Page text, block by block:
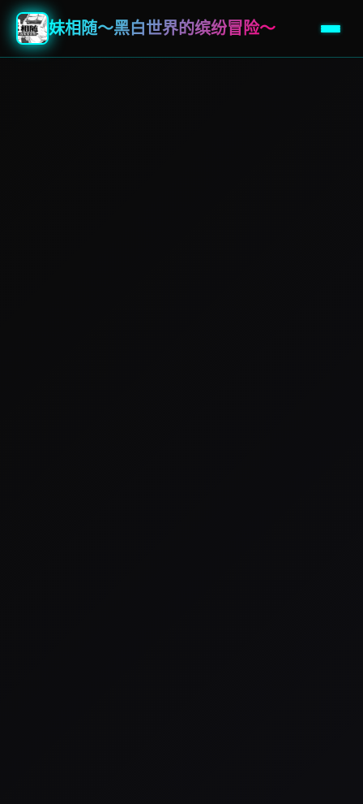
妹相随～黑白世界的缤纷冒险～